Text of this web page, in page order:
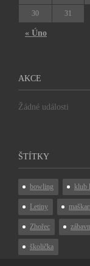
« Úno
30 31
AKCE
Žádné události
ŠTÍTKY
bowling klub
Letiny
Zhořec
školička